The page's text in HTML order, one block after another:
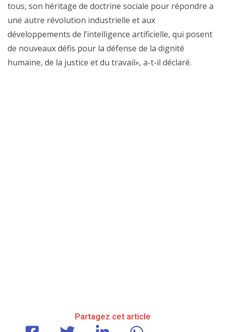
tous, son héritage de doctrine sociale pour répondre a
une autre révolution industrielle et aux
développements de l’intelligence artificielle, qui posent
de nouveaux défis pour la défense de la dignité
humaine, de la justice et du travail», a-t-il déclaré.
Partagez cet article